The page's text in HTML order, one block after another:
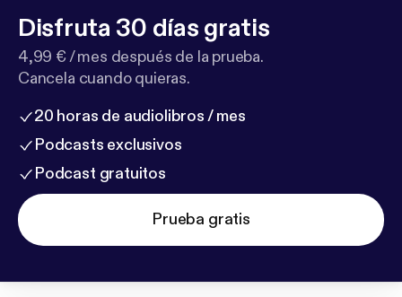
Disfruta 30 días gratis
4,99 € / mes después de la prueba.
Cancela cuando quieras.
20 horas de audiolibros / mes
Podcasts exclusivos
Podcast gratuitos
Prueba gratis